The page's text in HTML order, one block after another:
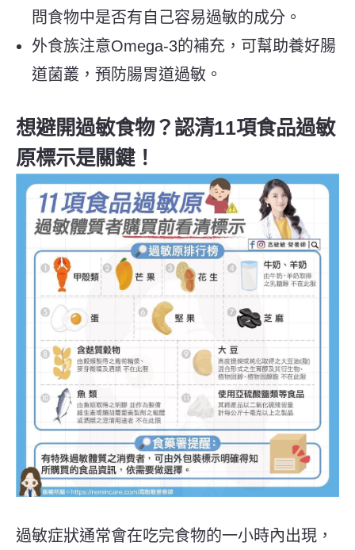
問食物中是否有自己容易過敏的成分。
外食族注意Omega-3的補充，可幫助養好腸
道菌叢，預防腸胃道過敏。
想避開過敏食物？認清11項食品過敏
原標示是關鍵！
過敏症狀通常會在吃完食物的一小時內出現，